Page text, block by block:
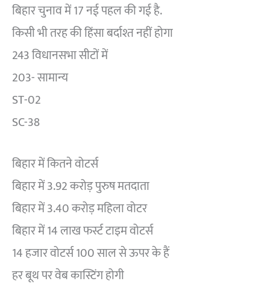
बिहार चुनाव में 17 नई पहल की गई है.
किसी भी तरह की हिंसा बर्दाश्त नहीं होगा
243 विधानसभा सीटों में
203- सामान्य
ST-02
SC-38
बिहार में कितने वोटर्स
बिहार में 3.92 करोड़ पुरुष मतदाता
बिहार में 3.40 करोड़ महिला वोटर
बिहार में 14 लाख फर्स्ट टाइम वोटर्स
14 हजार वोटर्स 100 साल से ऊपर के हैं
हर बूथ पर वेब कास्टिंग होगी